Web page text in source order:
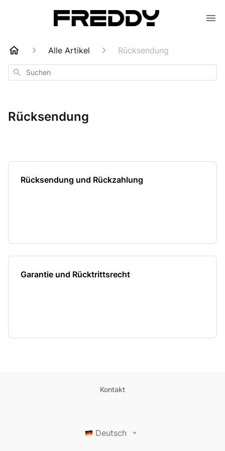
Alle Artikel Rücksendung
Suchen
Rücksendung
Rücksendung und Rückzahlung
Garantie und Rücktrittsrecht
Kontakt
Deutsch